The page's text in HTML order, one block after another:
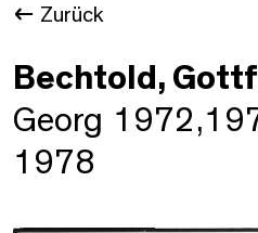
Zurück
Bechtold,
Georg
1978